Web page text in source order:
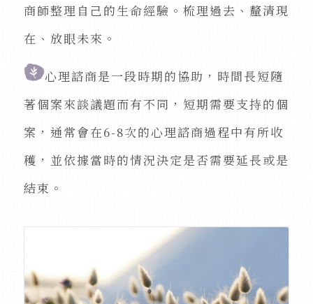
商師整理自己的生命經驗。梳理過去、釐清現
在、放眼未來。
心理諮商是一段時期的協助，時間長短隨
著個案來談議題而有不同，短期需要支持的個
案，通常會在6-8次的心理諮商過程中有所收
穫，並依據當時的情況決定是否需要延長或是
結束。